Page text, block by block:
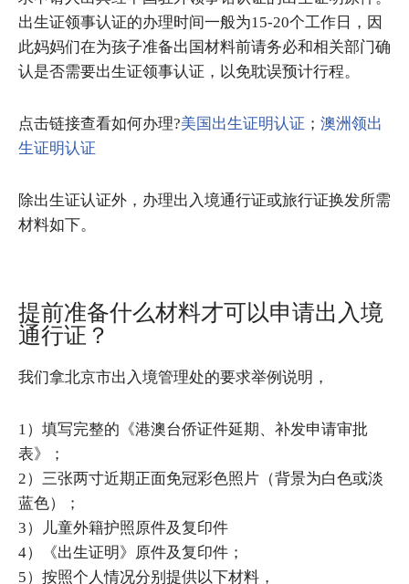
出生证领事认证的办理时间一般为15-20个工作日，因
此妈妈们在为孩子准备出国材料前请务必和相关部门确
认是否需要出生证领事认证，以免耽误预计行程。
点击链接查看如何办理?美国出生证明认证 ； 澳洲领出
生证明认证
除出生证认证外，办理出入境通行证或旅行证换发所需
材料如下。
提前准备什么材料才可以申请出入境
通行证？
我们拿北京市出入境管理处的要求举例说明，
1）填写完整的《港澳台侨证件延期、补发申请审批
表》；
2）三张两寸近期正面免冠彩色照片（背景为白色或淡
蓝色）；
3）儿童外籍护照原件及复印件
4）《出生证明》原件及复印件；
5）按照个人情况分别提供以下材料，